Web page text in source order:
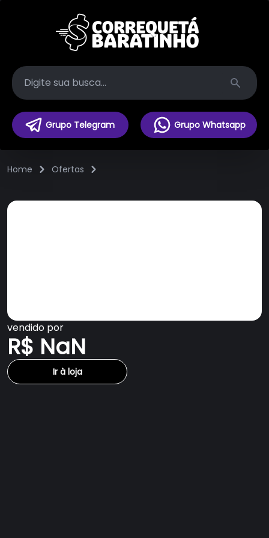
Search
Grupo Telegram Grupo Whatsapp
Home Ofertas
vendido por
R$ NaN
Ir à loja